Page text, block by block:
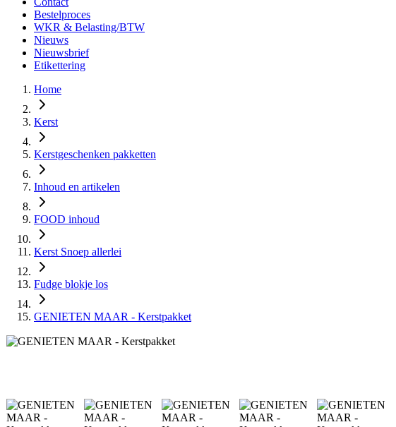
Bestelproces
WKR & Belasting/BTW
Nieuws
Nieuwsbrief
Etikettering
Home
Kerst
Kerstgeschenken pakketten
Inhoud en artikelen
FOOD inhoud
Kerst Snoep allerlei
Fudge blokje los
GENIETEN MAAR - Kerstpakket